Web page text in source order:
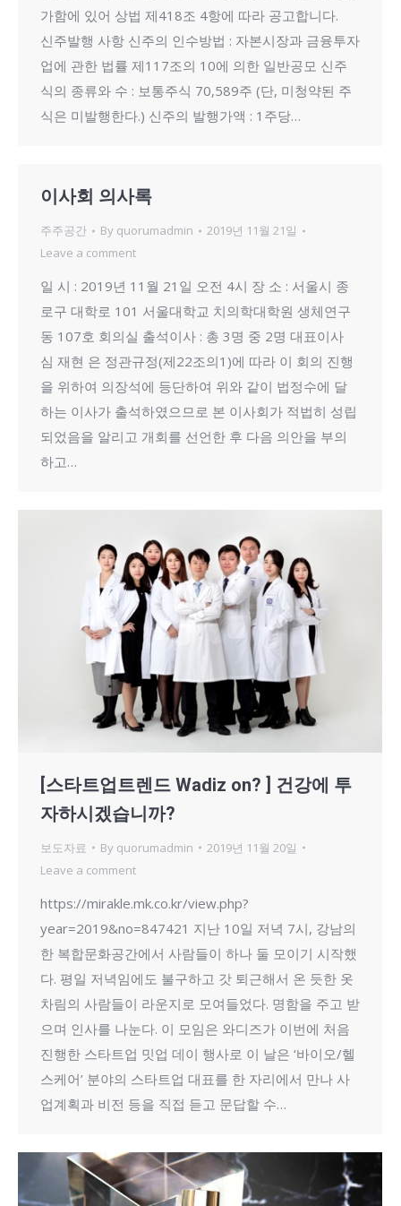
가함에 있어 상법 제418조 4항에 따라 공고합니다.
신주발행 사항 신주의 인수방법 : 자본시장과 금융투자
업에 관한 법률 제117조의 10에 의한 일반공모 신주
식의 종류와 수 : 보통주식 70,589주 (단, 미청약된 주
식은 미발행한다.) 신주의 발행가액 : 1주당…
이사회 의사록
주주공간 By quorumadmin
2019년 11월 21일
Leave a comment
일 시 : 2019년 11월 21일 오전 4시 장 소 : 서울시 종
로구 대학로 101 서울대학교 치의학대학원 생체연구
동 107호 회의실 출석이사 : 총 3명 중 2명 대표이사
심 재현 은 정관규정(제22조의1)에 따라 이 회의 진행
을 위하여 의장석에 등단하여 위와 같이 법정수에 달
하는 이사가 출석하였으므로 본 이사회가 적법히 성립
되었음을 알리고 개회를 선언한 후 다음 의안을 부의
하고…
[스타트업트렌드 Wadiz on? ] 건강에 투
자하시겠습니까?
보도자료 By quorumadmin
2019년 11월 20일
Leave a comment
https://mirakle.mk.co.kr/view.php?
year=2019&no=847421 지난 10일 저녁 7시, 강남의
한 복합문화공간에서 사람들이 하나 둘 모이기 시작했
다. 평일 저녁임에도 불구하고 갓 퇴근해서 온 듯한 옷
차림의 사람들이 라운지로 모여들었다. 명함을 주고 받
으며 인사를 나눈다. 이 모임은 와디즈가 이번에 처음
진행한 스타트업 밋업 데이 행사로 이 날은 ‘바이오/헬
스케어’ 분야의 스타트업 대표를 한 자리에서 만나 사
업계획과 비전 등을 직접 듣고 문답할 수…